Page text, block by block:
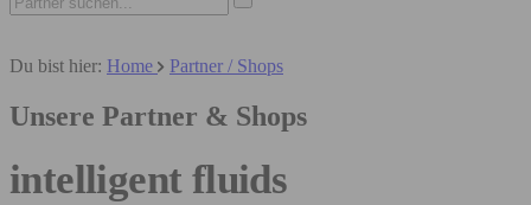
Du bist hier: Home Partner / Shops
Unsere Partner & Shops
intelligent fluids